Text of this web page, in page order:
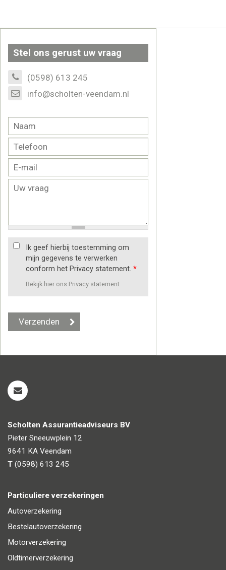
Stel ons gerust uw vraag
(0598) 613 245
info@scholten-veendam.nl
Ik geef hierbij toestemming om
mijn gegevens te verwerken
conform het Privacy statement. *
Bekijk hier ons Privacy statement
Scholten Assurantieadviseurs BV
Pieter Sneeuwplein 12
9641 KA Veendam
T (0598) 613 245
Particuliere verzekeringen
Autoverzekering
Bestelautoverzekering
Motorverzekering
Oldtimerverzekering